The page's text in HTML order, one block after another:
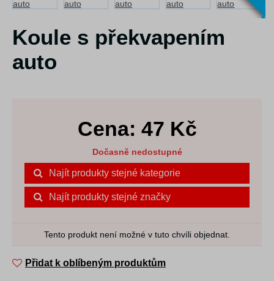
Koule s překvapením
auto
Cena: 47 Kč
Dočasně nedostupné
Najít produkty stejné kategorie
Najít produkty stejné značky
Tento produkt není možné v tuto chvíli objednat.
Přidat k oblíbeným produktům